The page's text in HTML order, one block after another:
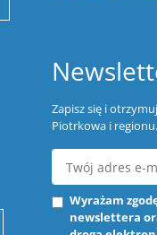
Zapisz się i
Piotrkowa i regionu.
Wyrażam
newslettera